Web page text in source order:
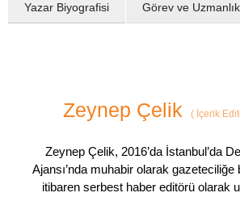
Yazar Biyografisi Görev ve Uzmanlık
Zeynep Çelik (İçerik
Zeynep Çelik, 2016’da İstanbul’da
Ajansı’nda muhabir olarak gazeteciliğe
itibaren serbest haber editörü olarak